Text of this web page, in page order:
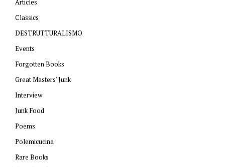
Articles
Classics
DESTRUTTURALISMO
Events
Forgotten Books
Great Masters' Junk
Interview
Junk Food
Poems
Polemicucina
Rare Books